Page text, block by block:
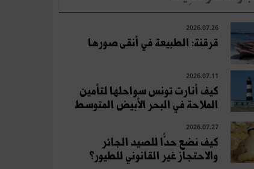
2026.07.26
قرقنة: الطبيعة في أنقى صورها
2026.07.11
كيف أنارت تونس سواحلها لتأمين
الملاحة في البحر الأبيض المتوسط
2026.07.27
كيف نضع حدًّا للصيد الجائر
والاحتجاز غير القانوني للطيور؟